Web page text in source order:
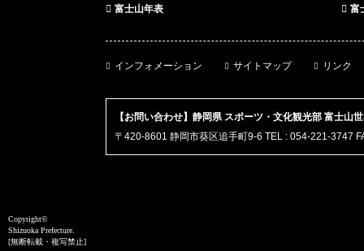
Copyright©
Shizuoka Prefecture.
[無断転載・複写禁止]
富士山年表 富
インフォメーション サイトマップ リンク
【お問い合わせ】静岡県 スポーツ・文化観光部 富士山
〒420-8601 静岡市葵区追手町9-6 TEL : 054-221-3747